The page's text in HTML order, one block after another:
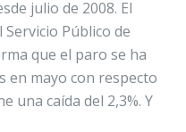
julio de 2008. El
Público de
que el paro se ha
en mayo con respecto
una caída del 2,3%. Y